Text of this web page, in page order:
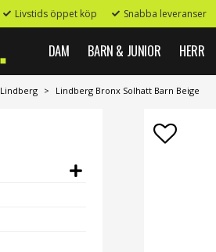
Livstids öppet köp Snabba leveranser
DAM BARN & JUNIOR HERR
Lindberg > Lindberg Bronx Solhatt Barn Beige